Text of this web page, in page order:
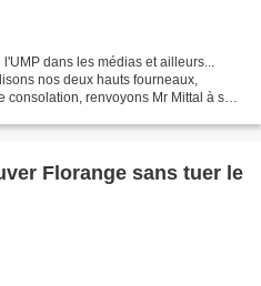
dans les médias et ailleurs...
nos deux hauts fourneaux,
renvoyons Mr Mittal à son
Florange sans tuer le